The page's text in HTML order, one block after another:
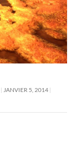
JANVIER 5, 2014